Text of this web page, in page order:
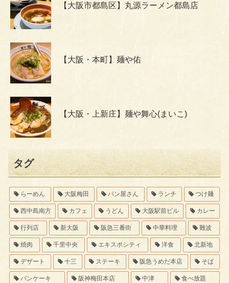
【大阪市都島区】丸源ラーメン都島店
【大阪・本町】麺や佑
【大阪・上新庄】麺や舞心(まいこ)
タグ
らーめん 大阪梅田 パン屋さん ランチ つけ麺
西中島南方 カフェ うどん 大阪駅前ビル カレー
行列店 新大阪 阪急三番街 中華料理 難波
焼肉 千里中央 エキスポシティ 洋食 北新地
デザート 十三 ステーキ 阪急うめだ本店 そば
パンケーキ 阪神梅田本店 中津 食べ放題